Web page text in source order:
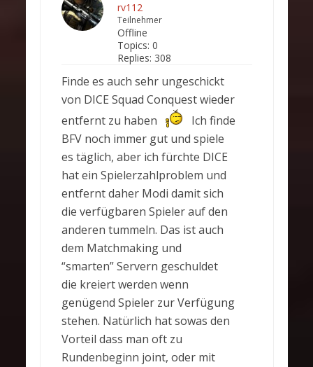
rv112
Teilnehmer
Offline
Topics: 0
Replies: 308
Finde es auch sehr ungeschickt
von DICE Squad Conquest wieder
entfernt zu haben
Ich finde
BFV noch immer gut und spiele
es täglich, aber ich fürchte DICE
hat ein Spielerzahlproblem und
entfernt daher Modi damit sich
die verfügbaren Spieler auf den
anderen tummeln. Das ist auch
dem Matchmaking und
“smarten” Servern geschuldet
die kreiert werden wenn
genügend Spieler zur Verfügung
stehen. Natürlich hat sowas den
Vorteil dass man oft zu
Rundenbeginn joint, oder mit